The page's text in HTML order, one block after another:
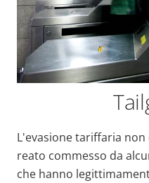
L'evasione tariffaria
reato commesso da
che hanno